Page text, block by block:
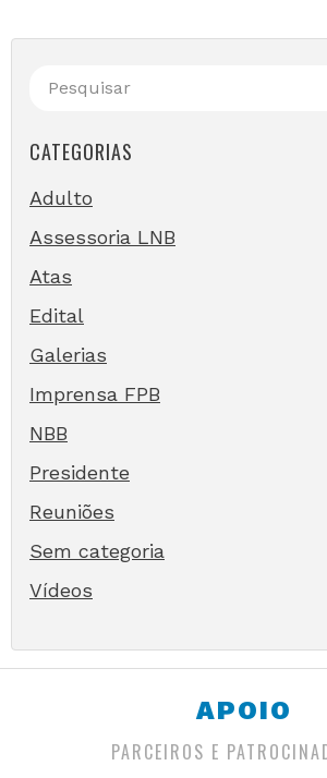
CATEGORIAS
Adulto
Assessoria LNB
Atas
Edital
Galerias
Imprensa FPB
NBB
Presidente
Reuniões
Sem categoria
Vídeos
APOIO
PARCEIROS E